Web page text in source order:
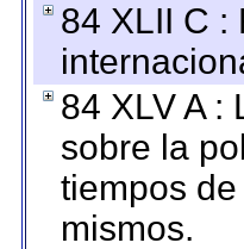
84 XLII C :
84 XLV A :
sobre la
tiempos
mismos.